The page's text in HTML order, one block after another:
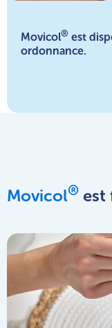
Movicol® est
ordonnance.
Movicol® est